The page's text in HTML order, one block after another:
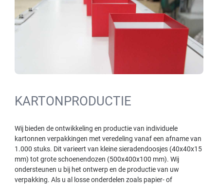
KARTONPRODUCTIE
Wij bieden de ontwikkeling en productie van individuele
kartonnen verpakkingen met veredeling vanaf een afname van
1.000 stuks. Dit varieert van kleine sieradendoosjes (40x40x15
mm) tot grote schoenendozen (500x400x100 mm). Wij
ondersteunen u bij het ontwerp en de productie van uw
verpakking. Als u al losse onderdelen zoals papier- of